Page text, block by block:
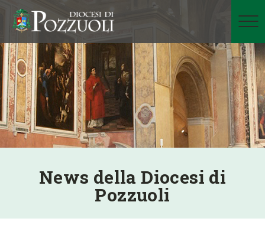
News della Diocesi di
Pozzuoli